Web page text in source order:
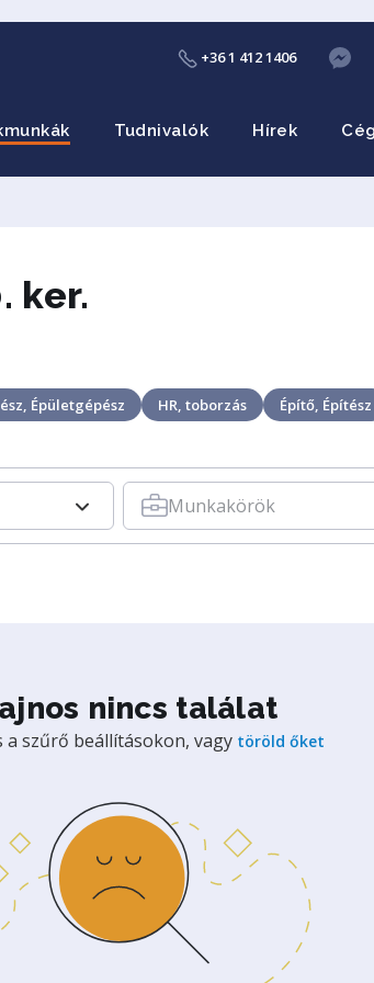
+36 1 412 1406
Tudnivalók Hírek
ker.
Épületgépész HR, toborzás Építő, Építész
Munkakörök
nincs találat
a szűrő beállításokon, vagy töröld őket